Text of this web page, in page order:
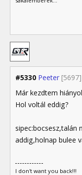
#5330 Peeter [5697]
Már kezdtem
Hol voltál eddig?
sipec:bocsesz,talán
addig,holnap bulee
I don't want you back!!!